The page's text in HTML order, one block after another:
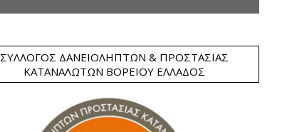
ΣΎΛΛΟΓΟΣ ΔΑΝΕΙΟΛΗΠΤΏΝ & ΠΡΟΣΤΑΣΊΑΣ
ΚΑΤΑΝΑΛΩΤΏΝ ΒΟΡΕΊΟΥ ΕΛΛΆΔΟΣ